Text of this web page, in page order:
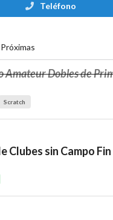
Teléfono
Próximas
Amateur Dobles de
Scratch